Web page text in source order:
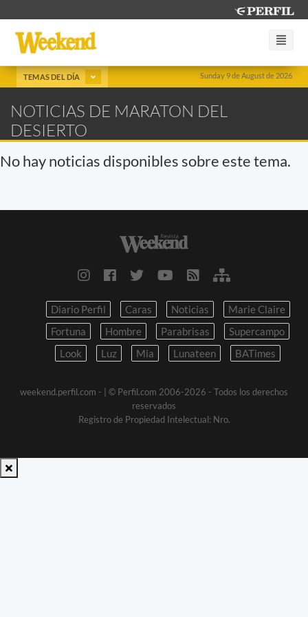
Sunday 9 de August de 2026
TEMAS DEL DÍA
NOTICIAS DE MARATON DEL
DESIERTO
No hay noticias disponibles sobre este tema.
Diario Perfil Caras Noticias
Marie Claire
Fortuna
Hombre Parabrisas
Supercampo
Look
Luz Mia Lunateen BATimes
weekend.perfil.com -
| © Perfil.com 2006-2026 - Todos los derechos
reservados
Registro de Propiedad Intelectual: Nro.